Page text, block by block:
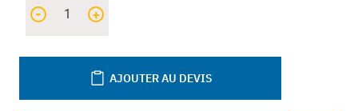
+
-
AJOUTER AU DEVIS